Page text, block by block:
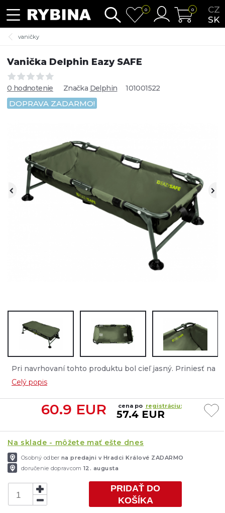
CZ
SK
0 0
vaničky
Vanička Delphin Eazy SAFE
0 hodnotenie Značka Delphin 101001522
DOPRAVA ZADARMO!
Pri navrhovaní tohto produktu bol cieľ jasný. Priniesť na
trh vaničku za bezkonkurenčnú cenu, ktorá bez
problémov zvládne aj tie najväčšie ryby....
Celý popis
60.9 EUR cena po registráciu:
57.4 EUR
Na sklade - môžete mať ešte dnes
Osobný odber na predajni v Hradci Králové ZADARMO
doručenie dopravcom 12. augusta
PRIDAŤ DO
KOŠÍKA